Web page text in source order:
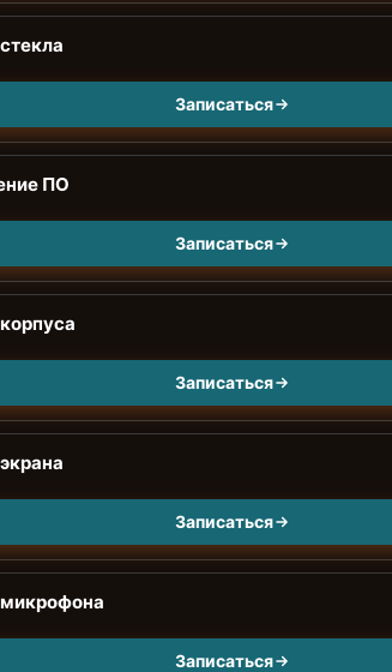
Записаться
ПО
Записаться
Записаться
Записаться
Записаться